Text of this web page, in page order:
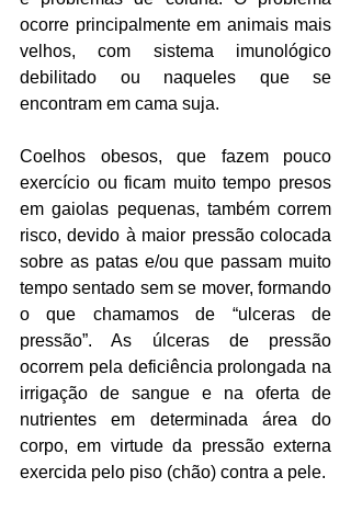
ocorre principalmente em animais mais
velhos, com sistema imunológico
debilitado ou naqueles que se
encontram em cama suja.
Coelhos obesos, que fazem pouco
exercício ou ficam muito tempo presos
em gaiolas pequenas, também correm
risco, devido à maior pressão colocada
sobre as patas e/ou que passam muito
tempo sentado sem se mover, formando
o que chamamos de “ulceras de
pressão”. As úlceras de pressão
ocorrem pela deficiência prolongada na
irrigação de sangue e na oferta de
nutrientes em determinada área do
corpo, em virtude da pressão externa
exercida pelo piso (chão) contra a pele.